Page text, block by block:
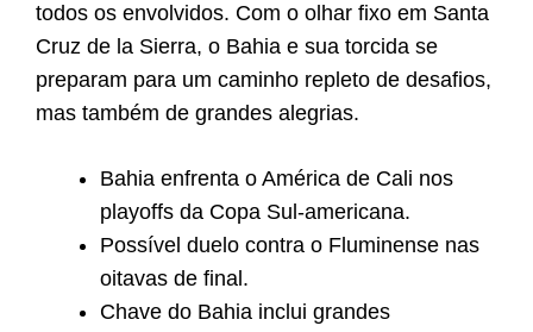
todos os envolvidos. Com o olhar fixo em Santa
Cruz de la Sierra, o Bahia e sua torcida se
preparam para um caminho repleto de desafios,
mas também de grandes alegrias.
Bahia enfrenta o América de Cali nos
playoffs da Copa Sul-americana.
Possível duelo contra o Fluminense nas
oitavas de final.
Chave do Bahia inclui grandes